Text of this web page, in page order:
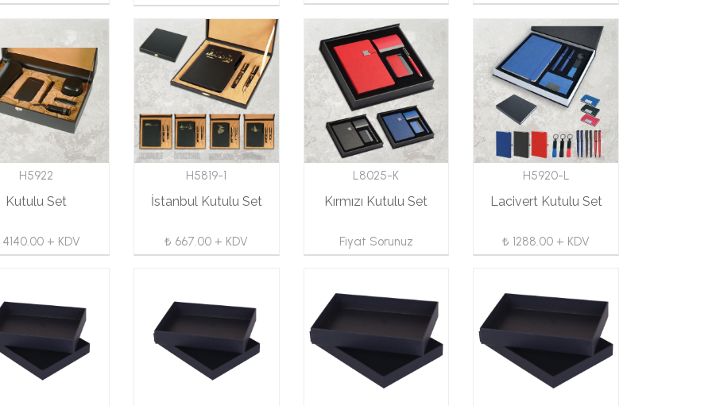
H5922
Kutulu Set
+ KDV
H5819-1
İstanbul Kutulu Set
₺ 667.00 + KDV
L8025-K
Kırmızı Kutulu Set
Fiyat Sorunuz
H5920-L
Lacivert Kutulu Set
₺ 1288.00 + KDV